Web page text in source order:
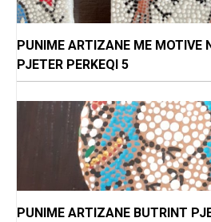
PUNIME ARTIZANE ME MOTIVE
PJETER PERKEQI 5
PUNIME ARTIZANE BUTRINT